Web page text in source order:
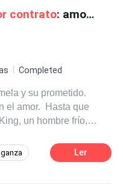
contrato: amor falso
Completed
y su prometido.
Hasta que
un hombre frío,
inicio a la más bella
Ler